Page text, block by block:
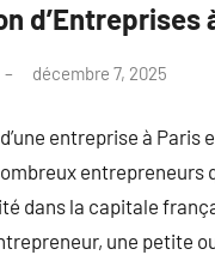
d’Entreprises
décembre 7, 2025
entreprise à Paris
entrepreneurs
dans la capitale
une petite